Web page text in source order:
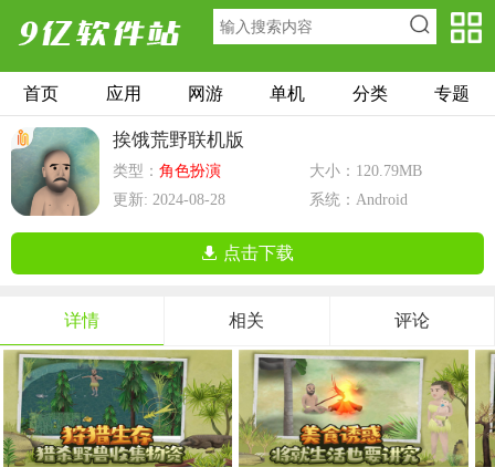
首页 应用 网游 单机 分类 专题
挨饿荒野联机版
类型： 角色扮演
大小：120.79MB
更新: 2024-08-28
系统：Android
点击下载
详情 相关 评论